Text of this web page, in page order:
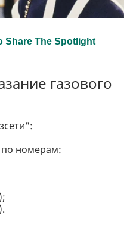
газового
по номерам: